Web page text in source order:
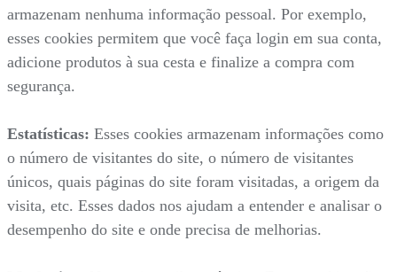
armazenam nenhuma informação pessoal. Por exemplo,
esses cookies permitem que você faça login em sua conta,
adicione produtos à sua cesta e finalize a compra com
segurança.
Estatísticas: Esses cookies armazenam informações como
o número de visitantes do site, o número de visitantes
únicos, quais páginas do site foram visitadas, a origem da
visita, etc. Esses dados nos ajudam a entender e analisar o
desempenho do site e onde precisa de melhorias.